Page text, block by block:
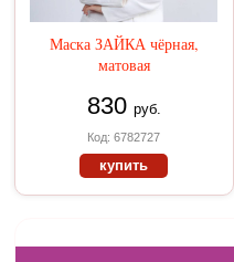
Маска ЗАЙКА чёрная,
матовая
830 руб.
Код: 6782727
купить